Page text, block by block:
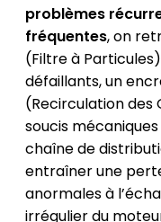
problèmes
fréquentes, on
(Filtre à
défaillants, un
(Recirculation des
soucis
chaîne de
entraîner une
anormales à
irrégulier du